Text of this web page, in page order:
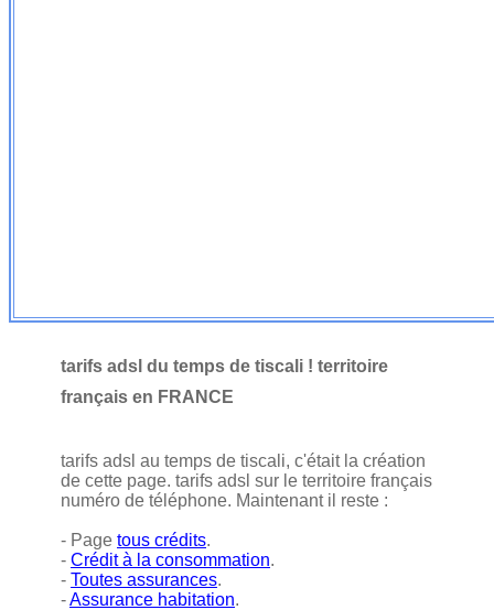
tarifs adsl du temps de tiscali ! territoire
français en FRANCE
tarifs adsl au temps de tiscali, c'était la création
de cette page. tarifs adsl sur le territoire français
numéro de téléphone. Maintenant il reste :
- Page tous crédits.
- Crédit à la consommation.
- Toutes assurances.
-Assurance habitation.